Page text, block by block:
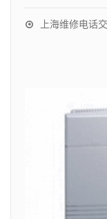
上海维修电话